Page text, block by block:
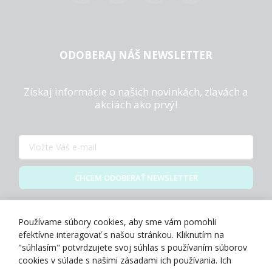
ODOBERAJ NÁŠ NEWSLETTER
Získaj informácie o našich novinkách, zľavách a
akciách ako prvý!
CHCEM ODOBERAŤ NEWSLETTER
Používame súbory cookies, aby sme vám pomohli
efektívne interagovať s našou stránkou. Kliknutím na
"súhlasím" potvrdzujete svoj súhlas s používaním súborov
cookies v súlade s našimi zásadami ich používania. Ich